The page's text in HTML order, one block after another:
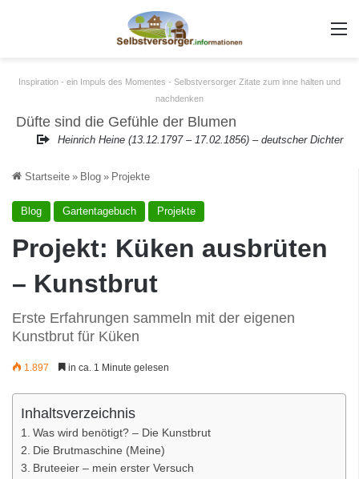
Inspiration - ein Impuls des Momentes - Selbstversorger Zitate zum inne halten und
nachdenken
Düfte sind die Gefühle der Blumen
Heinrich Heine (13.12.1797 – 17.02.1856) – deutscher Dichter
Startseite » Blog » Projekte
Blog Gartentagebuch Projekte
Projekt: Küken ausbrüten
– Kunstbrut
Erste Erfahrungen sammeln mit der eigenen
Kunstbrut für Küken
1.897 in ca. 1 Minute gelesen
Inhaltsverzeichnis
Was wird benötigt? – Die Kunstbrut
Die Brutmaschine (Meine)
Bruteeier – mein erster Versuch